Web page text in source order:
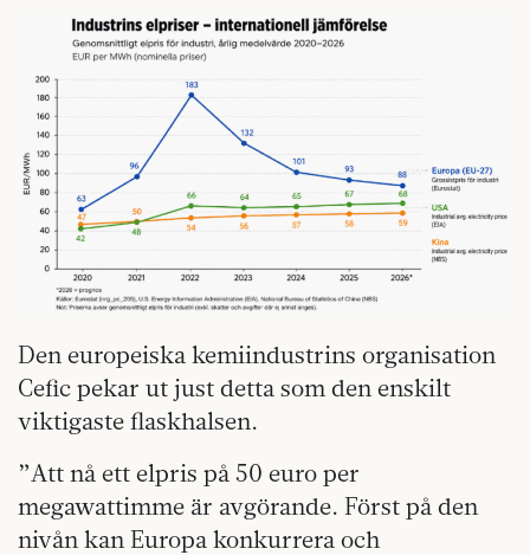
Den europeiska kemiindustrins organisation
Cefic pekar ut just detta som den enskilt
viktigaste flaskhalsen.
”Att nå ett elpris på 50 euro per
megawattimme är avgörande. Först på den
nivån kan Europa konkurrera och